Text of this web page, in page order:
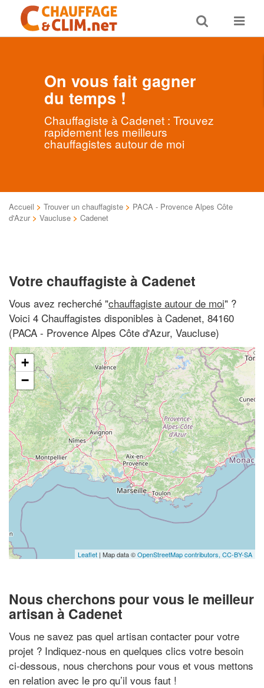
Toggle
search
Toggle
On vous fait gagner
du temps !
Chauffagiste à Cadenet : Trouvez
rapidement les meilleurs
chauffagistes autour de moi
Accueil > Trouver un chauffagiste > PACA - Provence Alpes Côte
d'Azur > Vaucluse > Cadenet
Votre chauffagiste à Cadenet
Vous avez recherché "chauffagiste autour de moi" ?
Voici 4 Chauffagistes disponibles à Cadenet, 84160
(PACA - Provence Alpes Côte d'Azur, Vaucluse)
+
−
Leaflet | Map data ©OpenStreetMap contributors, CC-BY-SA
Nous cherchons pour vous le meilleur
artisan à Cadenet
Vous ne savez pas quel artisan contacter pour votre
projet ? Indiquez-nous en quelques clics votre besoin
ci-dessous, nous cherchons pour vous et vous mettons
en relation avec le pro qu’il vous faut !